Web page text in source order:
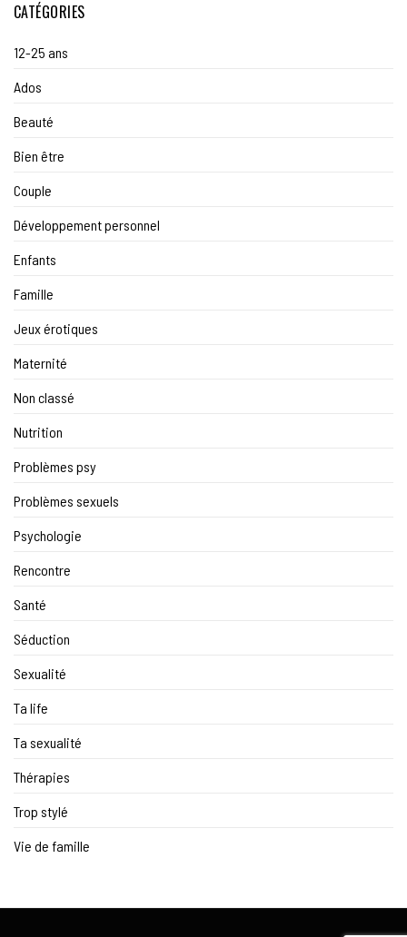
CATÉGORIES
12-25 ans
Ados
Beauté
Bien être
Couple
Développement personnel
Enfants
Famille
Jeux érotiques
Maternité
Non classé
Nutrition
Problèmes psy
Problèmes sexuels
Psychologie
Rencontre
Santé
Séduction
Sexualité
Ta life
Ta sexualité
Thérapies
Trop stylé
Vie de famille